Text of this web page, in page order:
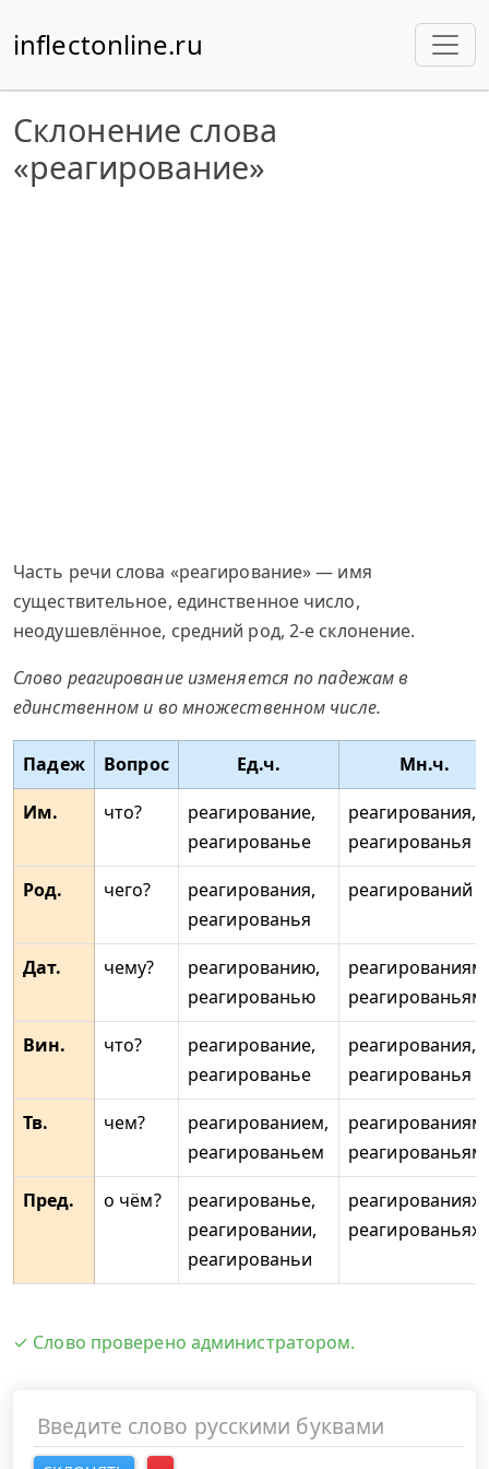
inflectonline.ru
Склонение слова
«реагирование»
Часть речи слова «реагирование» — имя
существительное, единственное число,
неодушевлённое, средний род, 2-е склонение.
Слово реагирование изменяется по падежам в
единственном и во множественном числе.
Падеж Вопрос Ед.ч.
Мн.ч.
Им.
что?
реагирование,
реагированье
реагирования,
реагированья
Род.
чего?
реагирования,
реагированья
реагирований
Дат. чему?
реагированию,
реагированью
реагированиям,
реагированьям
Вин.
что?
реагирование,
реагированье
реагирования,
реагированья
Тв.
чем?
реагированием,
реагированьем
Пред.
о чём?
реагированье,
реагировании,
реагированьи
реагированиях,
реагированьях
✓ Слово проверено администратором.